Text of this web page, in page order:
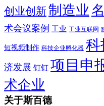
创业创新制造业
术会议案例 工业 工业互联网
短视频制作 科技企业孵化器 科
济发展 钉钉 项目申
术企业
关于斯百德